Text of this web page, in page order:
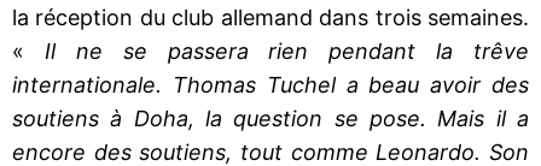
la réception du club allemand dans trois semaines.
« Il ne se passera rien pendant la trêve
internationale. Thomas Tuchel a beau avoir des
soutiens à Doha, la question se pose. Mais il a
encore des soutiens, tout comme Leonardo. Son